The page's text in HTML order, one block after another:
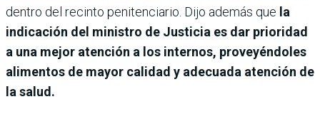
dentro del recinto penitenciario. Dijo además que la
indicación del ministro de Justicia es dar prioridad
a una mejor atención a los internos, proveyéndoles
alimentos de mayor calidad y adecuada atención de
la salud.